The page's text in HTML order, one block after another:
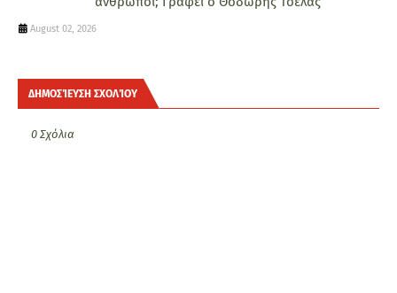
August 02, 2026
ΔΗΜΟΣΊΕΥΣΗ ΣΧΟΛΊΟΥ
0 Σχόλια